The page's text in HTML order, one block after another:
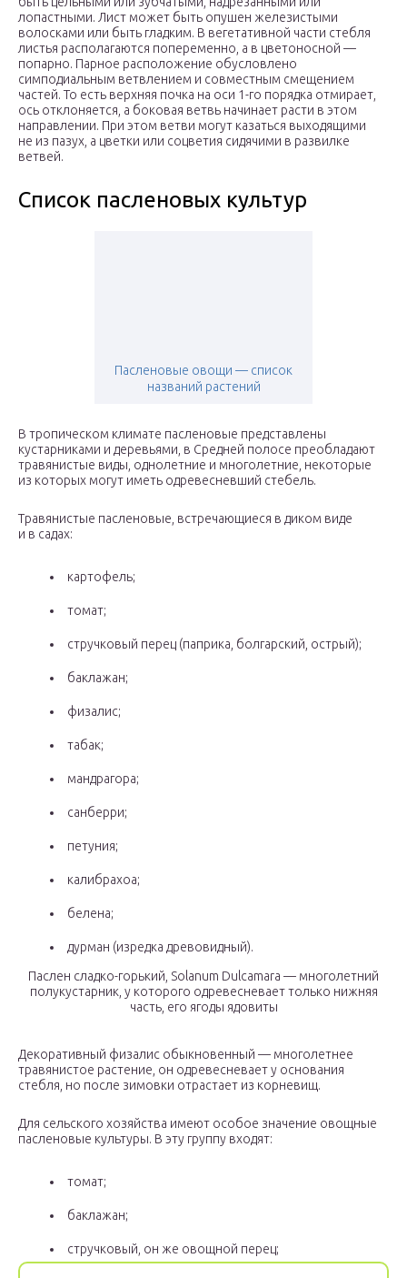
лопастными. Лист может быть опушен железистыми
волосками или быть гладким. В вегетативной части стебля
листья располагаются попеременно, а в цветоносной —
попарно. Парное расположение обусловлено
симподиальным ветвлением и совместным смещением
частей. То есть верхняя почка на оси 1-го порядка отмирает,
ось отклоняется, а боковая ветвь начинает расти в этом
направлении. При этом ветви могут казаться выходящими
не из пазух, а цветки или соцветия сидячими в развилке
ветвей.
Список пасленовых культур
Пасленовые овощи — список
названий растений
В тропическом климате пасленовые представлены
кустарниками и деревьями, в Средней полосе преобладают
травянистые виды, однолетние и многолетние, некоторые
из которых могут иметь одревесневший стебель.
Травянистые пасленовые, встречающиеся в диком виде
и в садах:
картофель;
томат;
стручковый перец (паприка, болгарский, острый);
баклажан;
физалис;
табак;
мандрагора;
санберри;
петуния;
калибрахоа;
белена;
дурман (изредка древовидный).
Паслен сладко-горький, Solanum Dulcamara — многолетний
полукустарник, у которого одревесневает только нижняя
часть, его ягоды ядовиты
Декоративный физалис обыкновенный — многолетнее
травянистое растение, он одревесневает у основания
стебля, но после зимовки отрастает из корневищ.
Для сельского хозяйства имеют особое значение овощные
пасленовые культуры. В эту группу входят:
томат;
баклажан;
стручковый, он же овощной перец;